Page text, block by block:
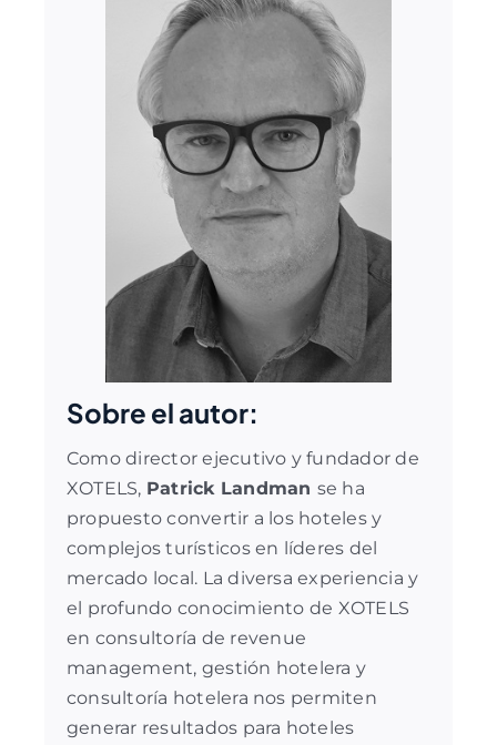
Sobre el autor:
Como director ejecutivo y fundador de
XOTELS, Patrick Landman se ha
propuesto convertir a los hoteles y
complejos turísticos en líderes del
mercado local. La diversa experiencia y
el profundo conocimiento de XOTELS
en consultoría de revenue
management, gestión hotelera y
consultoría hotelera nos permiten
generar resultados para hoteles